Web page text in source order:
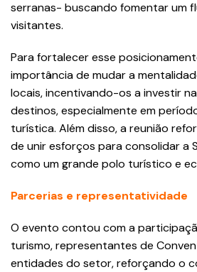
serranas- buscando fomentar um
visitantes.
Para fortalecer esse
importância de mudar a
locais, incentivando-os a investir
destinos, especialmente em
turística. Além disso, a reunião
de unir esforços para consolidar a
como um grande polo turístico e
Parcerias e representatividade
O evento contou com a
turismo, representantes de
entidades do setor, reforçando o